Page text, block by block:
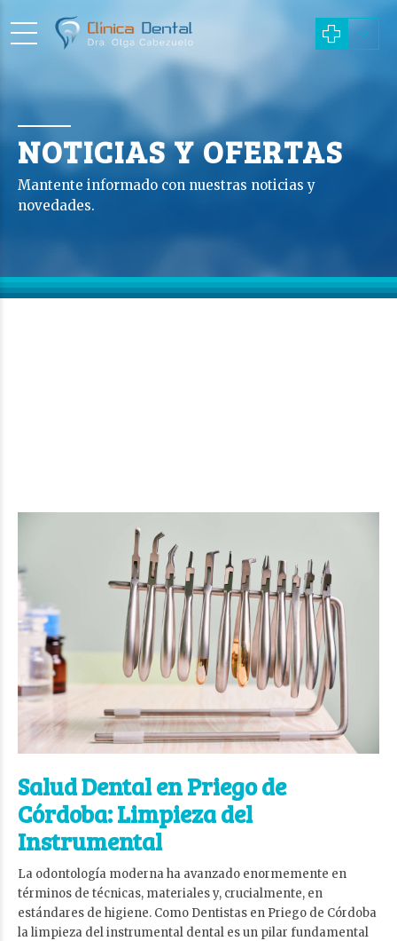
NOTICIAS Y OFERTAS
Mantente informado con nuestras noticias y
novedades.
Salud Dental en Priego de
Córdoba: Limpieza del
Instrumental
La odontología moderna ha avanzado enormemente en
términos de técnicas, materiales y, crucialmente, en
estándares de higiene. Como Dentistas en Priego de Córdoba
la limpieza del instrumental dental es un pilar fundamental